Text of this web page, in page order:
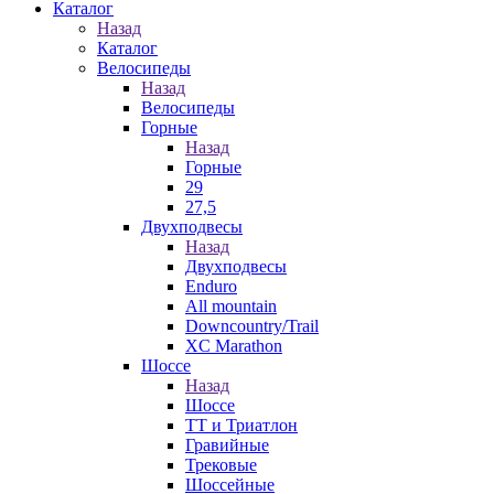
Каталог
Назад
Каталог
Велосипеды
Назад
Велосипеды
Горные
Назад
Горные
29
27,5
Двухподвесы
Назад
Двухподвесы
Enduro
All mountain
Downcountry/Trail
XC Marathon
Шоссе
Назад
Шоссе
ТТ и Триатлон
Гравийные
Трековые
Шоссейные